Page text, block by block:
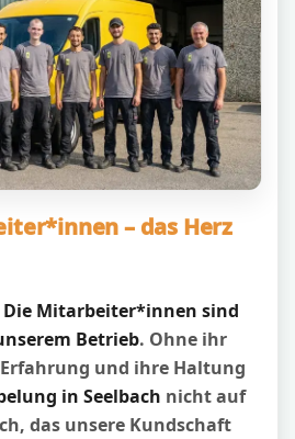
– das Herz
Die Mitarbeiter*innen sind
Betrieb. Ohne ihr
und ihre Haltung
in Seelbach nicht auf
das unsere Kundschaft